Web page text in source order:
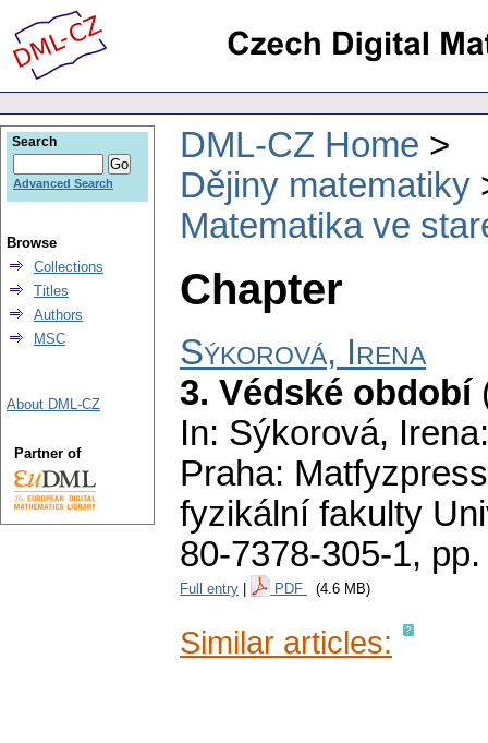
DML-CZ Home
Dějiny matematiky
Matematika ve
Chapter
Sýkorová, Irena
3. Védské období
In: Sýkorová,
Praha:
fyzikální fakulty
80-7378-305-1,
Full entry PDF (4.6 MB)
Similar articles:
Search
Advanced Search
Browse
Collections
Titles
Authors
MSC
About DML-CZ
Partner of